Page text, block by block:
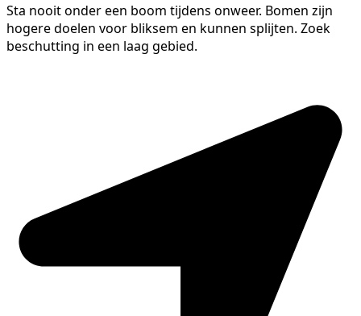
Sta nooit onder een boom tijdens onweer. Bomen zijn
hogere doelen voor bliksem en kunnen splijten. Zoek
beschutting in een laag gebied.